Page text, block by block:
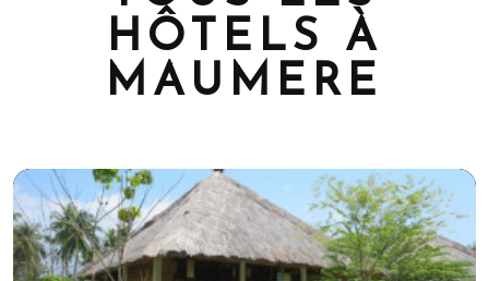
HÔTELS À
MAUMERE